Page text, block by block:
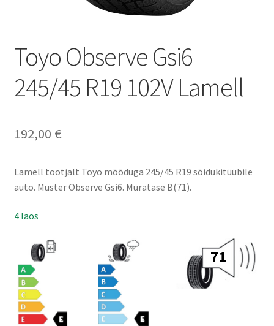
Toyo Observe Gsi6
245/45 R19 102V Lamell
192,00 €
Lamell tootjalt Toyo mõõduga 245/45 R19 sõidukitüübile
auto. Muster Observe Gsi6. Müratase B(71).
4 laos
71